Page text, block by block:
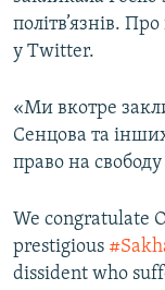
політв’язнів.
у Twitter.
«Ми вкотре
Сенцова та
право на
We congratulate
prestigious
dissident who